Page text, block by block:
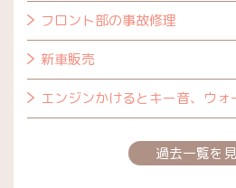
フロント部の事故修理
新車販売
エンジンかけるとキー音、ウ
過去一覧を